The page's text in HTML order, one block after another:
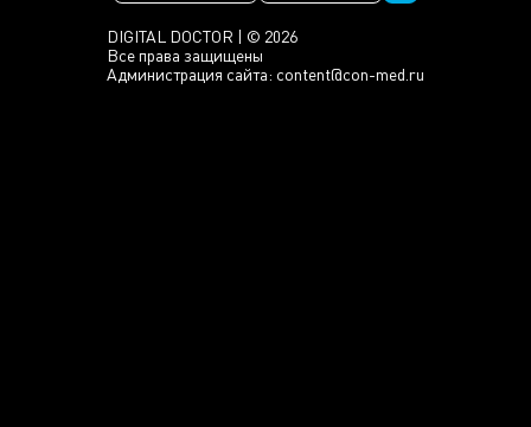
DIGITAL DOCTOR | © 2026
Все права защищены
Администрация сайта: content@con-med.ru